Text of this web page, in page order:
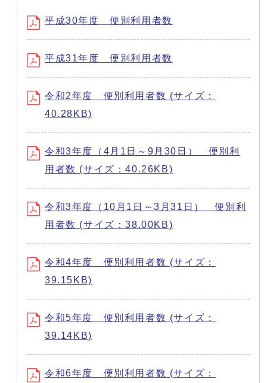
平成30年度 便別利用者数
平成31年度 便別利用者数
令和2年度 便別利用者数 (サイズ：
40.28KB)
令和3年度（4月1日～9月30日） 便別利
用者数 (サイズ：40.26KB)
令和3年度（10月1日～3月31日） 便別利
用者数 (サイズ：38.00KB)
令和4年度 便別利用者数 (サイズ：
39.15KB)
令和5年度 便別利用者数 (サイズ：
39.14KB)
令和6年度 便別利用者数 (サイズ：